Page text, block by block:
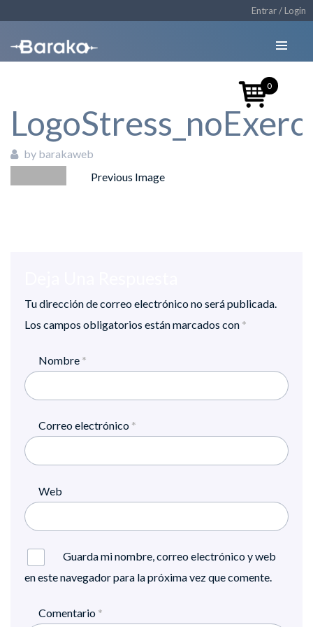
Entrar / Login
LogoStress_noExerc
by barakaweb
Previous Image
Tu dirección de correo electrónico no será publicada.
Los campos obligatorios están marcados con *
Nombre *
Correo electrónico *
Web
Guarda mi nombre, correo electrónico y web
en este navegador para la próxima vez que comente.
Comentario *
0